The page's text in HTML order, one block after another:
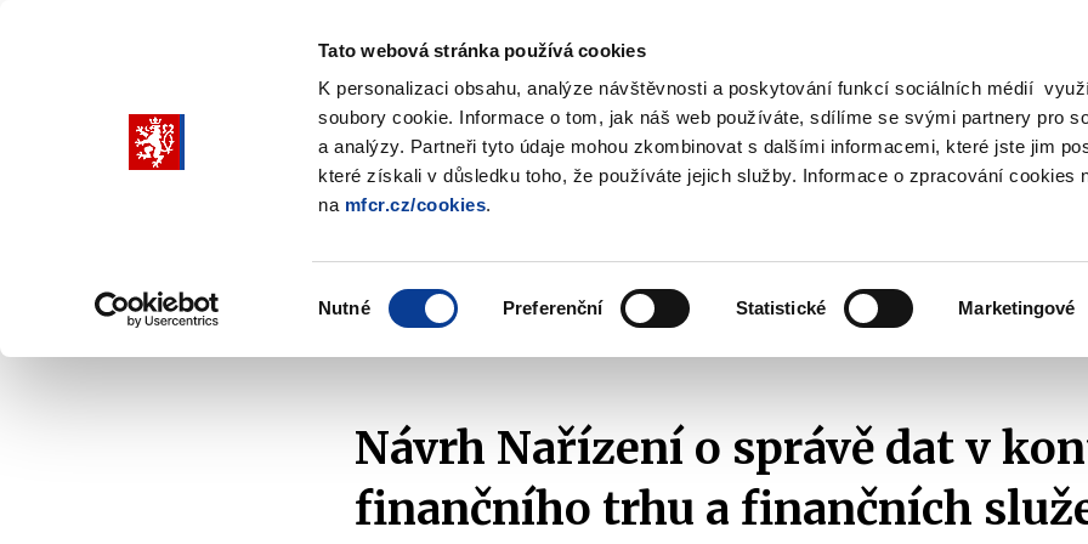
Tato webová stránka používá cookies
K personalizaci obsahu, analýze návštěvnosti a poskytování funkcí sociálních médií
soubory cookie. Informace o tom, jak náš web používáte, sdílíme se svými partnery pro
a analýzy. Partneři tyto údaje mohou zkombinovat s dalšími informacemi, které jste jim
které získali v důsledku toho, že používáte jejich služby. Informace o zpracování cookies
na mfcr.cz/cookies.
Nutné Preferenční Statistické Marketingové
Vyhledat
submenu
submenu
politika
submenu
submenu
účetnictví
Inovace na finančním trhu 2020 Návrh Nařízení o správě dat v kontextu finančního
Návrh Nařízení o správě dat v
finančního trhu a finančních